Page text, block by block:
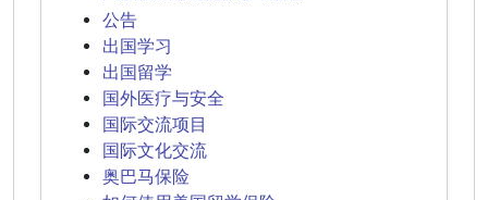
公告
出国学习
出国留学
国外医疗与安全
国际交流项目
国际文化交流
奥巴马保险